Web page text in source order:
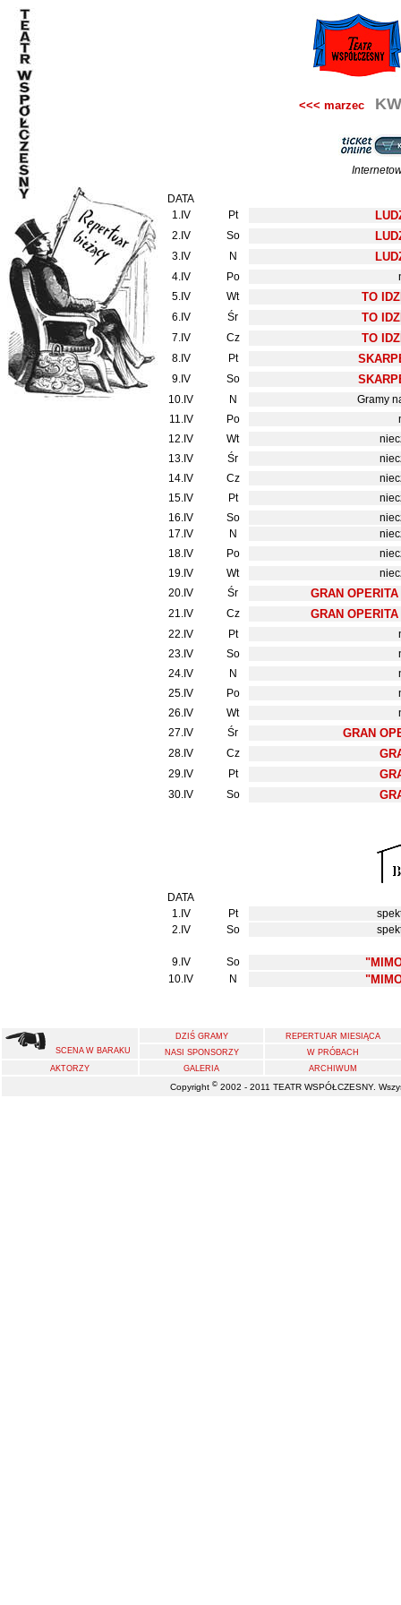
<<< marzec
DATA
1.IV
Pt
2.IV So
3.IV N
4.IV Po
5.IV
Wt TO
6.IV Śr TO
7.IV Cz TO
8.IV Pt
9.IV So
10.IV N
Gramy
11.IV
Po
12.IV
Wt
13.IV
Śr
14.IV
Cz
15.IV
Pt
16.IV
So
17.IV
N
18.IV
Po
19.IV
Wt
20.IV
Śr GRAN OPERITA
21.IV
Cz GRAN OPERITA
22.IV
Pt
23.IV
So
24.IV
N
25.IV
Po
26.IV
Wt
27.IV
Śr GRAN
28.IV Cz
29.IV Pt
30.IV So
DATA
1.IV
Pt
2.IV
So
9.IV So
10.IV N
SCENA W BARAKU
DZIŚ GRAMY
REPERTUAR MIESIĄCA
NASI SPONSORZY
W PRÓBACH
AKTORZY
GALERIA ARCHIWUM
Copyright ©2002 - 2011 TEATR WSPÓŁCZESNY.